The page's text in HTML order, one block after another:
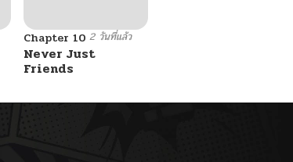
Chapter 10 2 วันที่แล้ว
Never Just
Friends